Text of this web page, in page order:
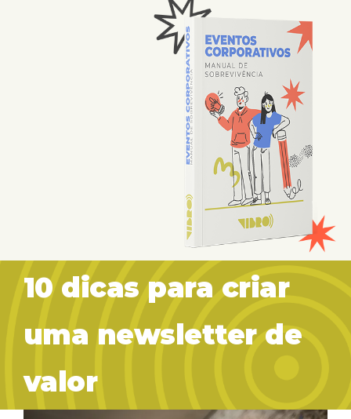
10 dicas para criar
uma newsletter de
valor